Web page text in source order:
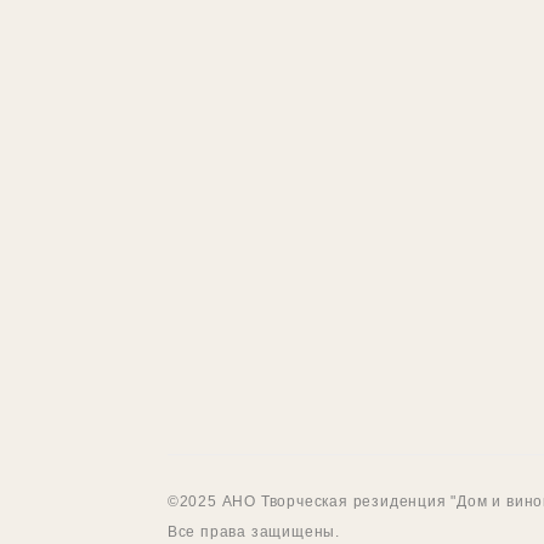
©2025 АНО Творческая резиденция "Дом и
Все права защищены.